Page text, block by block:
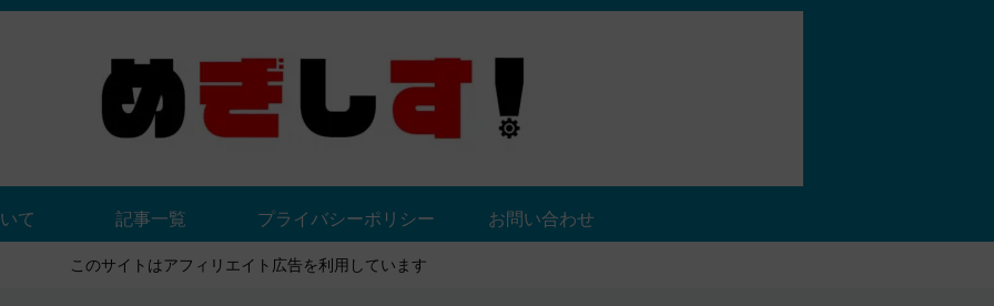
て 記事一覧 プライバシーポリシー お問い合わせ
このサイトはアフィリエイト広告を利用しています